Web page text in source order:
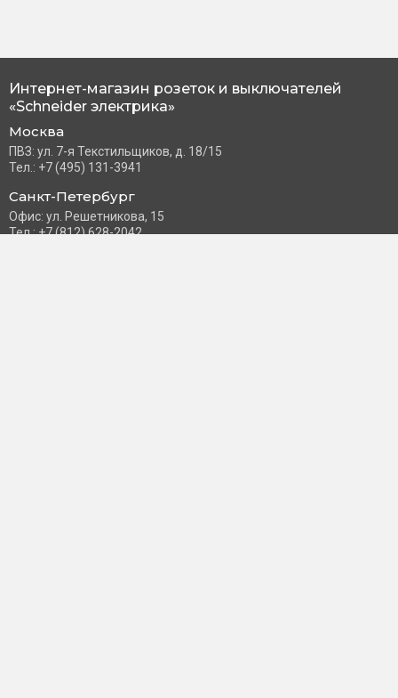
Интернет-магазин розеток и выключателей
«Schneider электрика»
Москва
ПВЗ: ул. 7-я Текстильщиков, д. 18/15
Тел.: +7 (495) 131-3941
Санкт-Петербург
Офис: ул. Решетникова, 15
Тел.: +7 (812) 628-2042